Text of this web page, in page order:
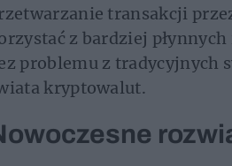
transakcji
z bardziej
problemu z tradycyjnych
kryptowalut.